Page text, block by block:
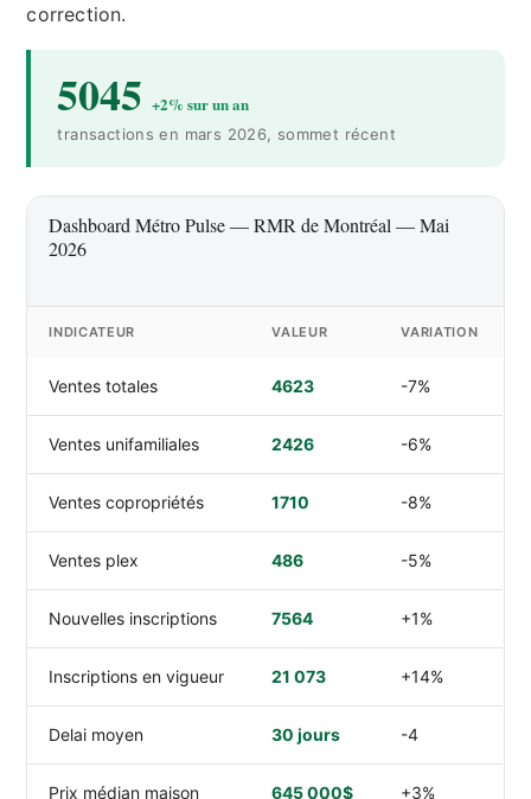
correction.
5045 +2% sur un an
transactions en mars 2026, sommet récent
Dashboard Métro Pulse — RMR de Montréal — Mai
2026
INDICATEUR VALEUR VARIATION
Ventes totales 4623 -7%
Ventes unifamiliales 2426 -6%
Ventes copropriétés 1710 -8%
Ventes plex 486 -5%
Nouvelles inscriptions 7564 +1%
Inscriptions en vigueur 21 073 +14%
Delai moyen 30 jours -4
Prix médian maison 645 000$ +3%